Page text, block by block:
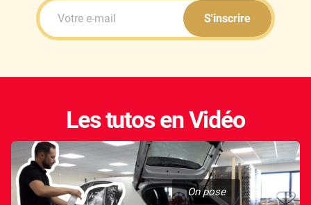
S'inscrire
Les tutos en Vidéo
On pose